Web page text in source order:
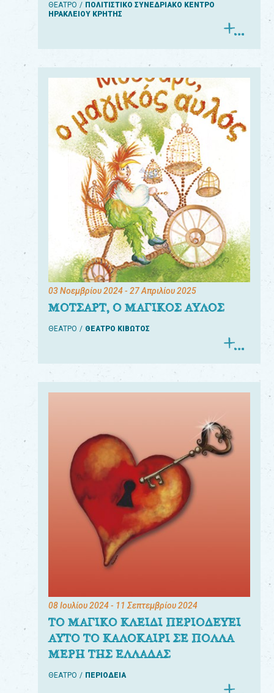
ΘΕΑΤΡΟ
ΠΟΛΙΤΙΣΤΙΚΟ ΣΥΝΕΔΡΙΑΚΟ ΚΕΝΤΡΟ
ΗΡΑΚΛΕΙΟΥ ΚΡΗΤΗΣ
03 Νοεμβρίου 2024- 27 Απριλίου 2025
ΜΟΤΣΑΡΤ, Ο ΜΑΓΙΚΟΣ ΑΥΛΟΣ
ΘΕΑΤΡΟ ΘΕΑΤΡΟ ΚΙΒΩΤΟΣ
08 Ιουλίου 2024- 11 Σεπτεμβρίου 2024
ΤΟ ΜΑΓΙΚΟ ΚΛΕΙΔΙ ΠΕΡΙΟΔΕΥΕΙ
ΑΥΤΟ ΤΟ ΚΑΛΟΚΑΙΡΙ ΣΕ ΠΟΛΛΑ
ΜΕΡΗ ΤΗΣ ΕΛΛΑΔΑΣ
ΘΕΑΤΡΟ ΠΕΡΙΟΔΕΙΑ